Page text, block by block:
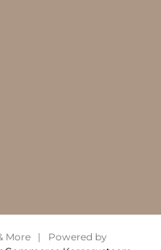
More | Powered by